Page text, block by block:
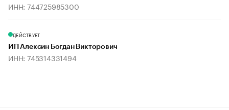
ИНН: 744725985300
ДЕЙСТВУЕТ
ИП Алексин Богдан Викторович
ИНН: 745314331494